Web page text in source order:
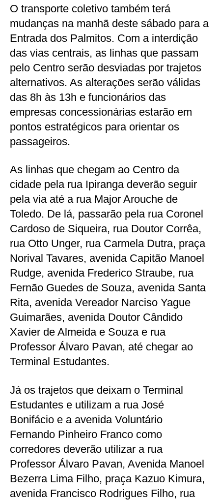
O transporte coletivo também terá
mudanças na manhã deste sábado para a
Entrada dos Palmitos. Com a interdição
das vias centrais, as linhas que passam
pelo Centro serão desviadas por trajetos
alternativos. As alterações serão válidas
das 8h às 13h e funcionários das
empresas concessionárias estarão em
pontos estratégicos para orientar os
passageiros.
As linhas que chegam ao Centro da
cidade pela rua Ipiranga deverão seguir
pela via até a rua Major Arouche de
Toledo. De lá, passarão pela rua Coronel
Cardoso de Siqueira, rua Doutor Corrêa,
rua Otto Unger, rua Carmela Dutra, praça
Norival Tavares, avenida Capitão Manoel
Rudge, avenida Frederico Straube, rua
Fernão Guedes de Souza, avenida Santa
Rita, avenida Vereador Narciso Yague
Guimarães, avenida Doutor Cândido
Xavier de Almeida e Souza e rua
Professor Álvaro Pavan, até chegar ao
Terminal Estudantes.
Já os trajetos que deixam o Terminal
Estudantes e utilizam a rua José
Bonifácio e a avenida Voluntário
Fernando Pinheiro Franco como
corredores deverão utilizar a rua
Professor Álvaro Pavan, Avenida Manoel
Bezerra Lima Filho, praça Kazuo Kimura,
avenida Francisco Rodrigues Filho, rua